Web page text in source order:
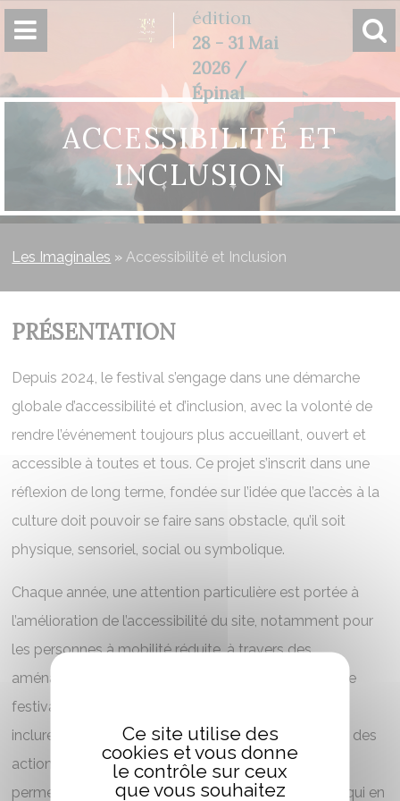
édition
28 - 31 Mai
2026 /
Épinal
ACCESSIBILITÉ ET
INCLUSION
Les Imaginales »Accessibilité et Inclusion
PRÉSENTATION
Depuis 2024, le festival s’engage dans une démarche
globale d’accessibilité et d’inclusion, avec la volonté de
rendre l’événement toujours plus accueillant, ouvert et
accessible à toutes et tous. Ce projet s’inscrit dans une
réflexion de long terme, fondée sur l’idée que l’accès à la
culture doit pouvoir se faire sans obstacle, qu’il soit
physique, sensoriel, social ou symbolique.
Chaque année, une attention particulière est portée à
l’amélioration de l’accessibilité du site, notamment pour
les personnes à mobilité réduite, à travers des
aménagements concrets et évolutifs. En parallèle, le
festival développe des projets spécifiques visant à
inclure des publics dits « empêchés », en imaginant des
actions adaptées, des partenariats et des formats
permettant d’amener le festival vers celles et ceux qui en
Panneau de gestion des cookies
Ce site utilise des
cookies et vous donne
le contrôle sur ceux
que vous souhaitez